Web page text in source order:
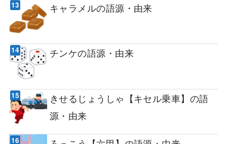
キャラメルの語源・由来
チンケの語源・由来
きせるじょうしゃ【キセル乗車】の語
源・由来